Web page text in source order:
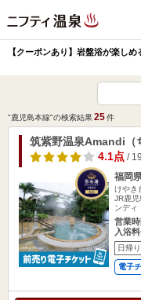
【クーポンあり】岩盤浴が楽し
"鹿児島本線"の検索結果25件
筑紫野温泉Amandi（
4.1点 /
福岡
けやき
JR鹿
ンデ
営業
入浴
日帰り
電子